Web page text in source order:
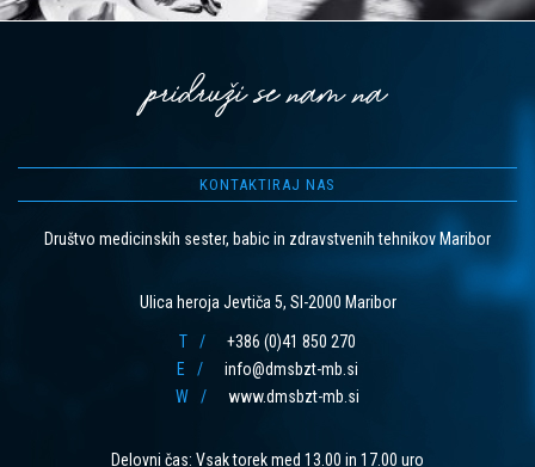
pridruži se nam na
KONTAKTIRAJ NAS
Društvo medicinskih sester, babic in zdravstvenih tehnikov Maribor
Ulica heroja Jevtiča 5, SI-2000 Maribor
T
+386 (0)41 850 270
E
info@dmsbzt-mb.si
W
www.dmsbzt-mb.si
Delovni čas: Vsak torek med 13.00 in 17.00 uro